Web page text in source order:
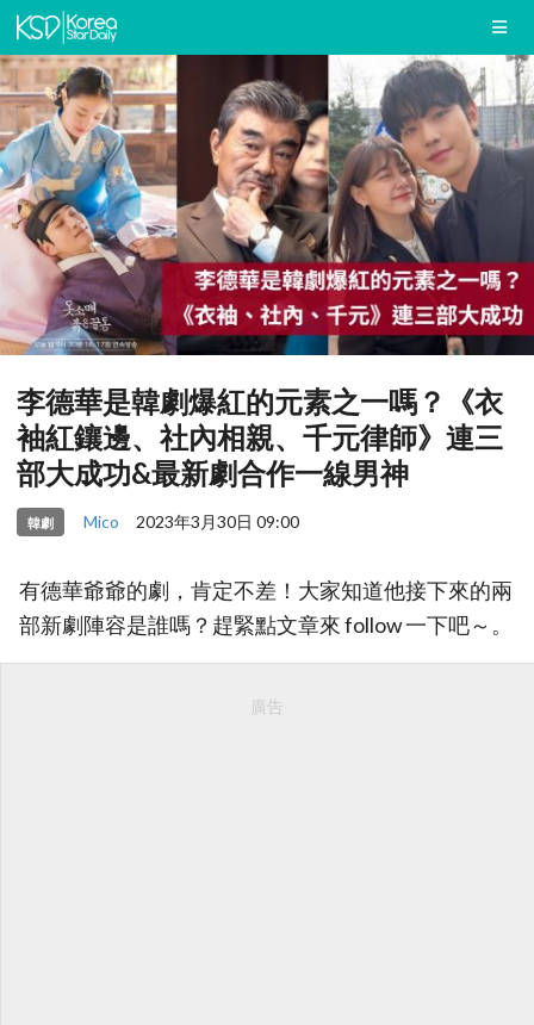
李德華是韓劇爆紅的元素之一嗎？《衣
袖紅鑲邊、社內相親、千元律師》連三
部大成功&最新劇合作一線男神
韓劇 Mico 2023年3月30日 09:00
有德華爺爺的劇，肯定不差！大家知道他接下來的兩
部新劇陣容是誰嗎？趕緊點文章來 follow 一下吧～。
廣告